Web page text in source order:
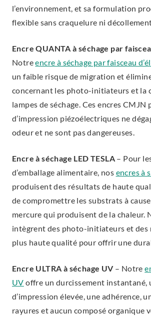
l’environnement, et sa formulation
flexible sans craquelure ni
Encre QUANTA à séchage par
Notreencre à séchage par faisceau
un faible risque de migration et
concernant les photo-initiateurs et la
lampes de séchage. Ces encres CMJN
d’impression piézoélectriques ne
odeur et ne sont pas dangereuses.
Encre à séchage LED TESLA – Pour
d’emballage alimentaire, nos encres à
produisent des résultats de haute
de compromettre les substrats à
mercure qui produisent de la chaleur.
intègrent des photo-initiateurs et des
plus haute qualité pour offrir une
Encre ULTRA à séchage UV– Notre
UV offre un durcissement instantané,
d’impression élevée, une adhérence,
rayures et aucun composé organique